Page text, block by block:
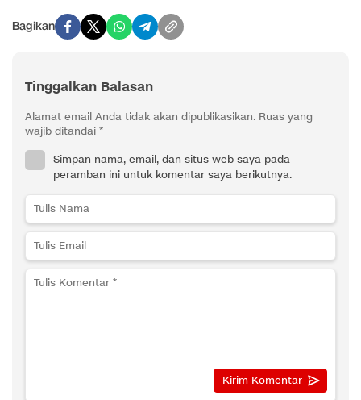
Bagikan
Tinggalkan Balasan
Alamat email Anda tidak akan dipublikasikan. Ruas yang
wajib ditandai *
Simpan nama, email, dan situs web saya pada
peramban ini untuk komentar saya berikutnya.